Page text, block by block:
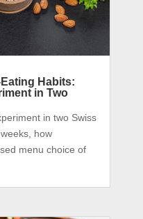
Habits:
in Two
in two Swiss
how
menu choice of